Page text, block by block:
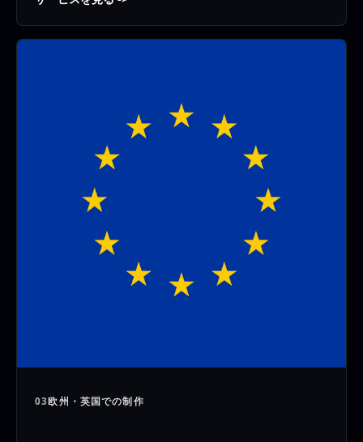
03欧州・英国での制作